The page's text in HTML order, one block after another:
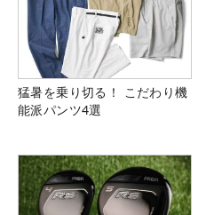
猛暑を乗り切る！ こだわり機
能派パンツ4選